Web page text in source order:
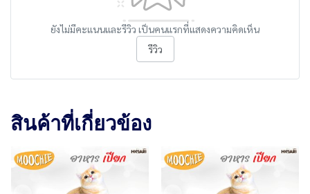
ยังไม่มีคะแนนและรีวิว เป็นคนแรกที่แสดงความคิดเห็น
รีวิว
สินค้าที่เกี่ยวข้อง